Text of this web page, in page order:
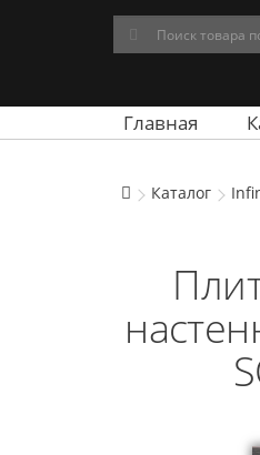
Главная
Каталог